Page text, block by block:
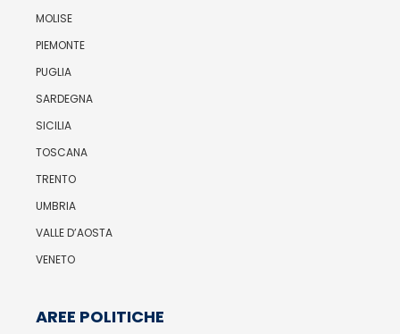
MOLISE
PIEMONTE
PUGLIA
SARDEGNA
SICILIA
TOSCANA
TRENTO
UMBRIA
VALLE D’AOSTA
VENETO
AREE POLITICHE